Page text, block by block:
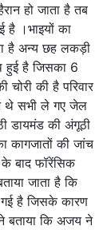
हो जाता है तब
है ।भाइयों का
है अन्य छह लकड़ी
हुई है जिसका 6
चोरी की है परिवार
थे सभी ले गए जेल
डायमंड की अंगूठी
कागजातों की जांच
के बाद फॉरेंसिक
जाता है कि
गई है जिसके कारण
ने बताया कि अजय ने